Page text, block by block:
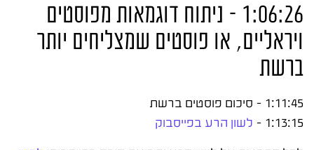
1:06:26 – ניתוח דוגמאות מפוסטים
ויראליים, או פוסטים שמצליחים יותר
ברשת
1:11:45 – סיכום פוסטים ברשת
1:13:15 –
לשון הרע בפייסבוק